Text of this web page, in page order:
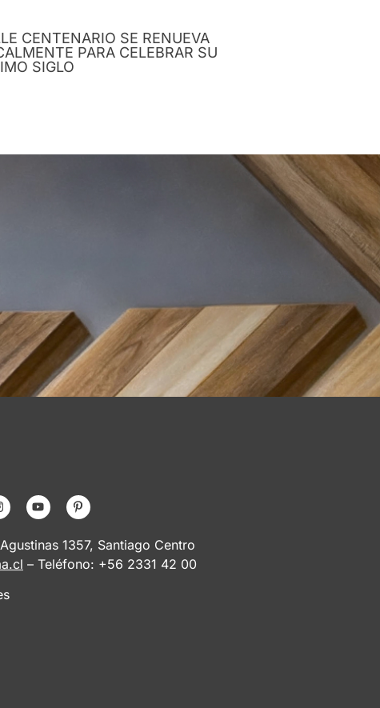
CENTENARIO SE RENUEVA
PARA CELEBRAR SU
SIGLO
1357, Santiago Centro
– Teléfono: +56 2331 42 00